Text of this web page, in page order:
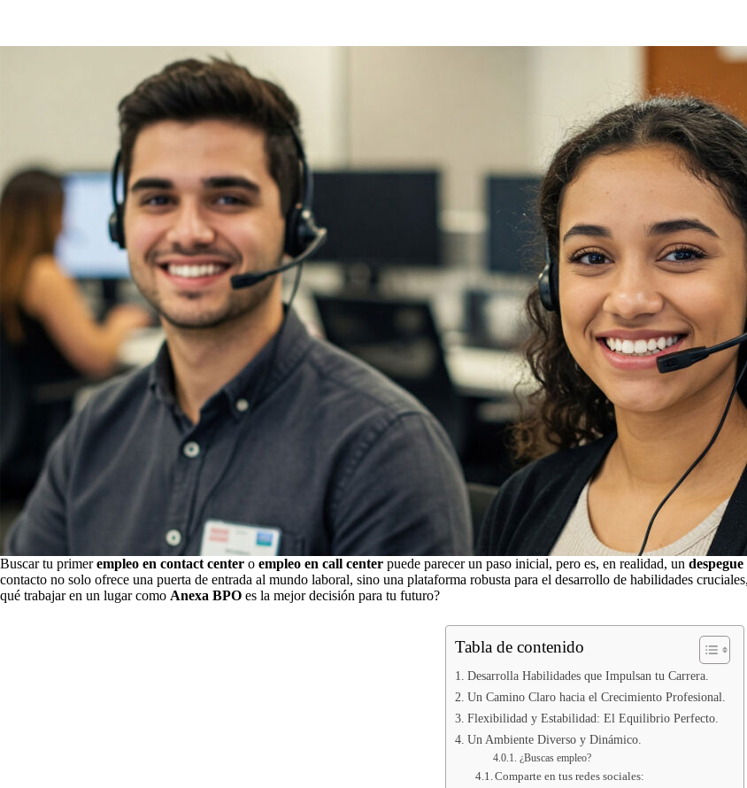
Buscar tu primerempleo en contact center o empleo en call center puede parecer un paso inicial, pero es, en realidad, un despegue
contacto no solo ofrece una puerta de entrada al mundo laboral, sino una plataforma robusta para el desarrollo de habilidades
qué trabajar en un lugar como Anexa BPO es la mejor decisión para tu futuro?
Tabla de contenido
Desarrolla Habilidades que Impulsan tu Carrera.
Un Camino Claro hacia el Crecimiento Profesional.
Flexibilidad y Estabilidad: El Equilibrio Perfecto.
Un Ambiente Diverso y Dinámico.
¿Buscas empleo?
Comparte en tus redes sociales: